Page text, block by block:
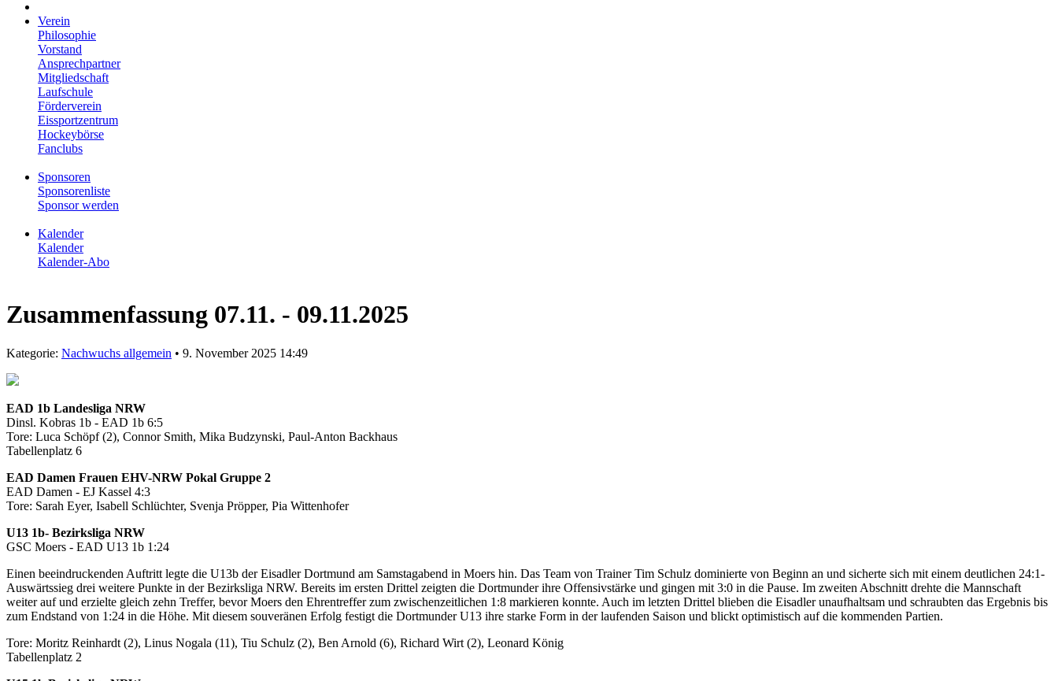
Verein
Philosophie
Vorstand
Ansprechpartner
Mitgliedschaft
Laufschule
Förderverein
Eissportzentrum
Hockeybörse
Fanclubs
Sponsoren
Sponsorenliste
Sponsor werden
Kalender
Kalender
Kalender-Abo
Zusammenfassung 07.11. - 09.11.2025
Kategorie: Nachwuchs allgemein • 9. November 2025 14:49
EAD 1b Landesliga NRW
Dinsl. Kobras 1b - EAD 1b 6:5
Tore: Luca Schöpf (2), Connor Smith, Mika Budzynski, Paul-Anton Backhaus
Tabellenplatz 6
EAD Damen Frauen EHV-NRW Pokal Gruppe 2
EAD Damen - EJ Kassel 4:3
Tore: Sarah Eyer, Isabell Schlüchter, Svenja Pröpper, Pia Wittenhofer
U13 1b- Bezirksliga NRW
GSC Moers - EAD U13 1b 1:24
Einen beeindruckenden Auftritt legte die U13b der Eisadler Dortmund am Samstagabend in Moers hin. Das Team von Trainer Tim Schulz dominierte von Beginn an und sicherte sich mit einem deutlichen 24:1-
Auswärtssieg drei weitere Punkte in der Bezirksliga NRW. Bereits im ersten Drittel zeigten die Dortmunder ihre Offensivstärke und gingen mit 3:0 in die Pause. Im zweiten Abschnitt drehte die Mannschaft
weiter auf und erzielte gleich zehn Treffer, bevor Moers den Ehrentreffer zum zwischenzeitlichen 1:8 markieren konnte. Auch im letzten Drittel blieben die Eisadler unaufhaltsam und schraubten das Ergebnis bis
zum Endstand von 1:24 in die Höhe. Mit diesem souveränen Erfolg festigt die Dortmunder U13 ihre starke Form in der laufenden Saison und blickt optimistisch auf die kommenden Partien.
Tore: Moritz Reinhardt (2), Linus Nogala (11), Tiu Schulz (2), Ben Arnold (6), Richard Wirt (2), Leonard König
Tabellenplatz 2